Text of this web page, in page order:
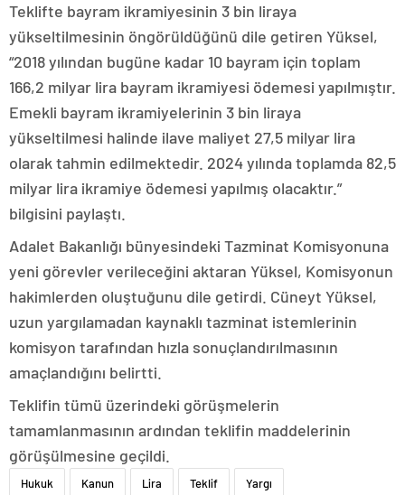
Teklifte bayram ikramiyesinin 3 bin liraya
yükseltilmesinin öngörüldüğünü dile getiren Yüksel,
“2018 yılından bugüne kadar 10 bayram için toplam
166,2 milyar lira bayram ikramiyesi ödemesi yapılmıştır.
Emekli bayram ikramiyelerinin 3 bin liraya
yükseltilmesi halinde ilave maliyet 27,5 milyar lira
olarak tahmin edilmektedir. 2024 yılında toplamda 82,5
milyar lira ikramiye ödemesi yapılmış olacaktır.”
bilgisini paylaştı.
Adalet Bakanlığı bünyesindeki Tazminat Komisyonuna
yeni görevler verileceğini aktaran Yüksel, Komisyonun
hakimlerden oluştuğunu dile getirdi. Cüneyt Yüksel,
uzun yargılamadan kaynaklı tazminat istemlerinin
komisyon tarafından hızla sonuçlandırılmasının
amaçlandığını belirtti.
Teklifin tümü üzerindeki görüşmelerin
tamamlanmasının ardından teklifin maddelerinin
görüşülmesine geçildi.
Hukuk Kanun Lira Teklif Yargı